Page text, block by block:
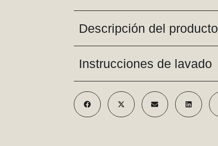
Descripción del producto
Instrucciones de lavado